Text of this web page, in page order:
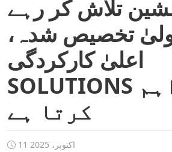
تلاش کر رہے
تخصیص شدہ،
اعلیٰ کارکردگی
SOLUTIONS فراہم
کرتا ہے
11 اکتوبر، 2025